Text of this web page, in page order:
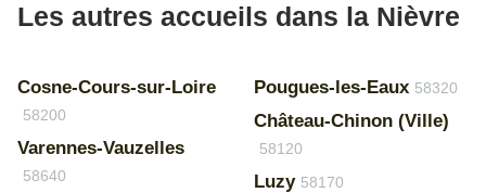
Les autres accueils dans la Nièvre
Cosne-Cours-sur-Loire
58200
Varennes-Vauzelles
58640
Pougues-les-Eaux 58320
Château-Chinon (Ville)
58120
Luzy 58170